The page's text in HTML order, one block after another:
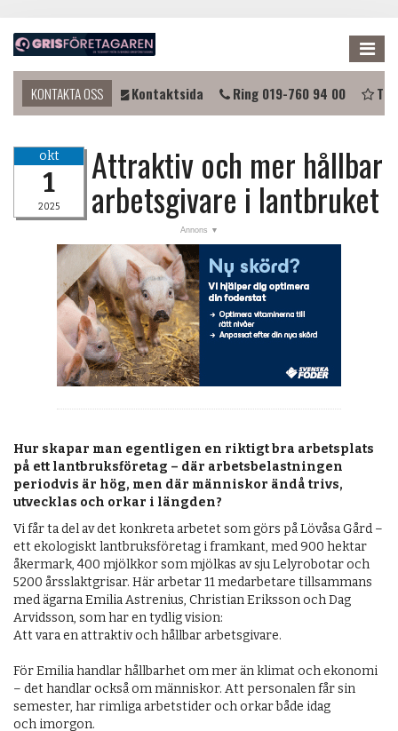
KONTAKTA OSS
komma i kontakt? Kontaktsida Ring 019-760 94 00
okt
1
2025
Attraktiv och mer hållbar
arbetsgivare i lantbruket
Hur skapar man egentligen en riktigt bra arbetsplats
på ett lantbruksföretag – där arbetsbelastningen
periodvis är hög, men där människor ändå trivs,
utvecklas och orkar i längden?
Vi får ta del av det konkreta arbetet som görs på Lövåsa Gård –
ett ekologiskt lantbruksföretag i framkant, med 900 hektar
åkermark, 400 mjölkkor som mjölkas av sju Lelyrobotar och
5200 årsslaktgrisar. Här arbetar 11 medarbetare tillsammans
med ägarna Emilia Astrenius, Christian Eriksson och Dag
Arvidsson, som har en tydlig vision:
Att vara en attraktiv och hållbar arbetsgivare.
För Emilia handlar hållbarhet om mer än klimat och ekonomi
– det handlar också om människor. Att personalen får sin
semester, har rimliga arbetstider och orkar både idag
och imorgon.